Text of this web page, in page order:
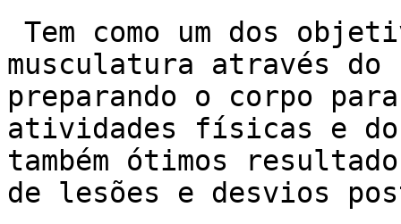
musculatura através
preparando o corpo
atividades físicas e
também ótimos
de lesões e desvios